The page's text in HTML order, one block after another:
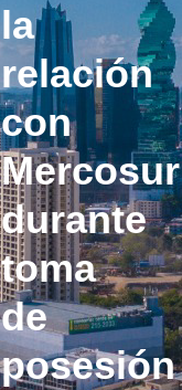
la
relación
con
Mercosur
durante
toma
de
posesión